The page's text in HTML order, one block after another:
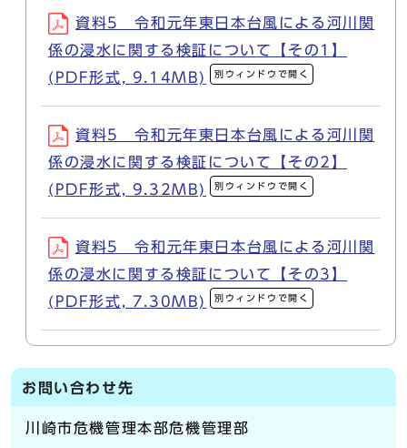
資料5 令和元年東日本台風による河川関
係の浸水に関する検証について【その1】
(PDF形式, 9.14MB)
別ウィンドウで開く
資料5 令和元年東日本台風による河川関
係の浸水に関する検証について【その2】
(PDF形式, 9.32MB)
別ウィンドウで開く
資料5 令和元年東日本台風による河川関
係の浸水に関する検証について【その3】
(PDF形式, 7.30MB)
別ウィンドウで開く
お問い合わせ先
川崎市危機管理本部危機管理部